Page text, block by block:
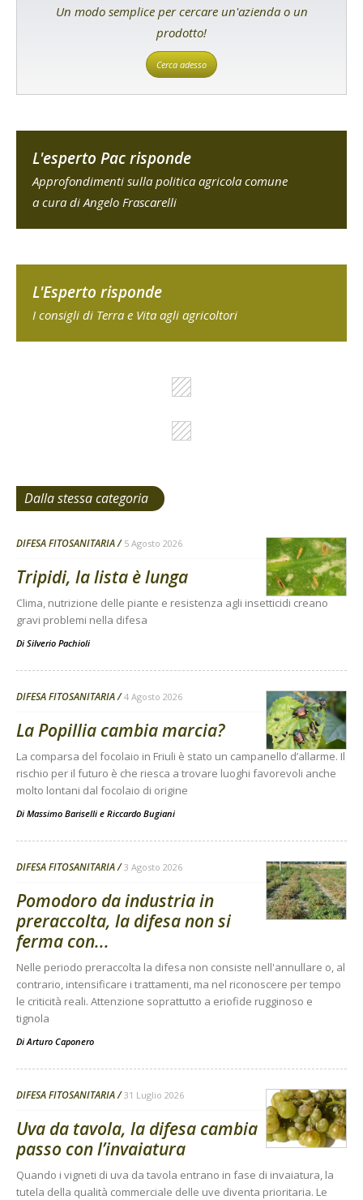
Un modo semplice per cercare un'azienda o un
prodotto!
Cerca adesso
L'esperto Pac risponde
Approfondimenti sulla politica agricola comune
a cura di Angelo Frascarelli
L'Esperto risponde
I consigli di Terra e Vita agli agricoltori
Dalla stessa categoria
DIFESA FITOSANITARIA 5 Agosto 2026
Tripidi, la lista è lunga
Clima, nutrizione delle piante e resistenza agli insetticidi creano
gravi problemi nella difesa
Di Silverio Pachioli
DIFESA FITOSANITARIA 4 Agosto 2026
La Popillia cambia marcia?
La comparsa del focolaio in Friuli è stato un campanello d’allarme. Il
rischio per il futuro è che riesca a trovare luoghi favorevoli anche
molto lontani dal focolaio di origine
Di Massimo Bariselli e Riccardo Bugiani
DIFESA FITOSANITARIA 3 Agosto 2026
Pomodoro da industria in
preraccolta, la difesa non si
ferma con...
Nelle periodo preraccolta la difesa non consiste nell'annullare o, al
contrario, intensificare i trattamenti, ma nel riconoscere per tempo
le criticità reali. Attenzione soprattutto a eriofide rugginoso e
tignola
Di Arturo Caponero
DIFESA FITOSANITARIA 31 Luglio 2026
Uva da tavola, la difesa cambia
passo con l’invaiatura
Quando i vigneti di uva da tavola entrano in fase di invaiatura, la
tutela della qualità commerciale delle uve diventa prioritaria. Le